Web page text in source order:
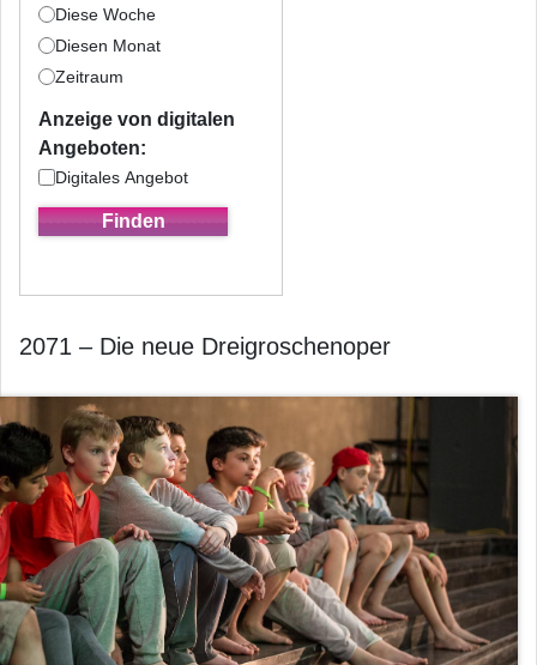
Diese Woche
Diesen Monat
Zeitraum
Anzeige von digitalen
Angeboten:
Digitales Angebot
2071 – Die neue Dreigroschenoper